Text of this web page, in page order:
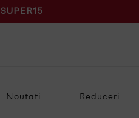
SUPER15
Noutati Reduceri